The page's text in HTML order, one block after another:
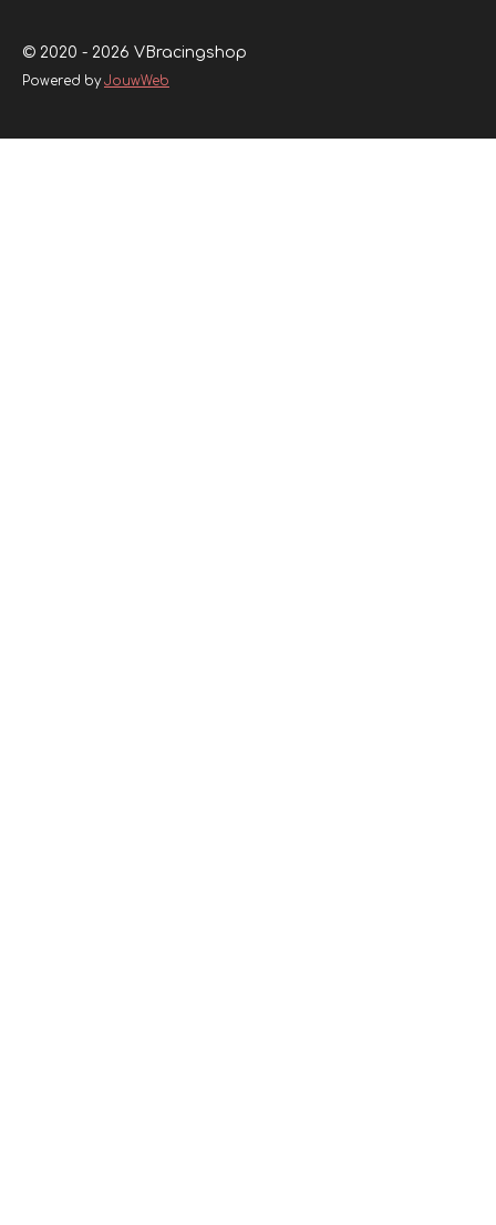
© 2020 - 2026 VBracingshop
Powered byJouwWeb